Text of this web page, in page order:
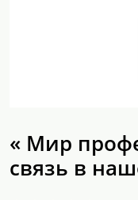
« Мир
связь в